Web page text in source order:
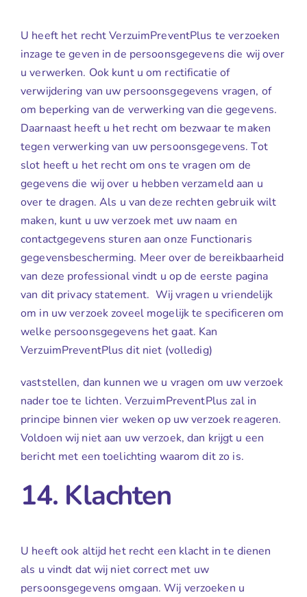
U heeft het recht VerzuimPreventPlus te verzoeken
inzage te geven in de persoonsgegevens die wij over
u verwerken. Ook kunt u om rectificatie of
verwijdering van uw persoonsgegevens vragen, of
om beperking van de verwerking van die gegevens.
Daarnaast heeft u het recht om bezwaar te maken
tegen verwerking van uw persoonsgegevens. Tot
slot heeft u het recht om ons te vragen om de
gegevens die wij over u hebben verzameld aan u
over te dragen. Als u van deze rechten gebruik wilt
maken, kunt u uw verzoek met uw naam en
contactgegevens sturen aan onze Functionaris
gegevensbescherming. Meer over de bereikbaarheid
van deze professional vindt u op de eerste pagina
van dit privacy statement. Wij vragen u vriendelijk
om in uw verzoek zoveel mogelijk te specificeren om
welke persoonsgegevens het gaat. Kan
VerzuimPreventPlus dit niet (volledig)
vaststellen, dan kunnen we u vragen om uw verzoek
nader toe te lichten. VerzuimPreventPlus zal in
principe binnen vier weken op uw verzoek reageren.
Voldoen wij niet aan uw verzoek, dan krijgt u een
bericht met een toelichting waarom dit zo is.
14. Klachten
U heeft ook altijd het recht een klacht in te dienen
als u vindt dat wij niet correct met uw
persoonsgegevens omgaan. Wij verzoeken u